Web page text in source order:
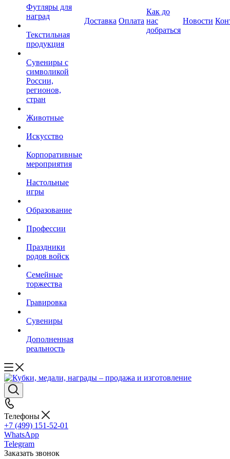
Футляры для
наград
Текстильная
продукция
Сувениры с
символикой
России,
регионов,
стран
Животные
Искусство
Корпоративные
мероприятия
Настольные
игры
Образование
Профессии
Праздники
родов войск
Семейные
торжества
Гравировка
Сувениры
Дополненная
реальность
Доставка Оплата
Как до
нас
добраться
Новости
Телефоны
+7 (499) 151-52-01
WhatsApp
Telegram
Заказать звонок